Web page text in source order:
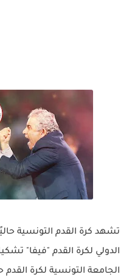
تشهد كرة القدم التونسية
الدولي لكرة القدم "فيفا"
الجامعة التونسية لكرة القدم